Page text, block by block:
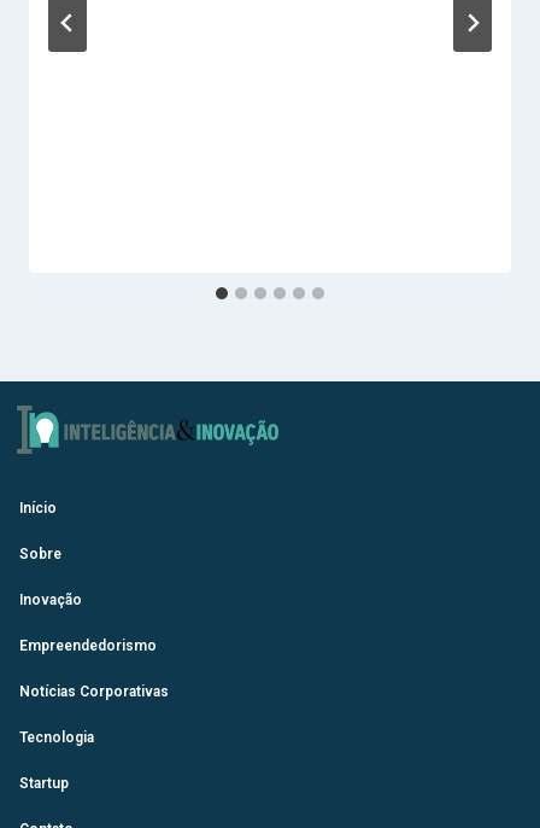
Início
Sobre
Inovação
Empreendedorismo
Notícias Corporativas
Tecnologia
Startup